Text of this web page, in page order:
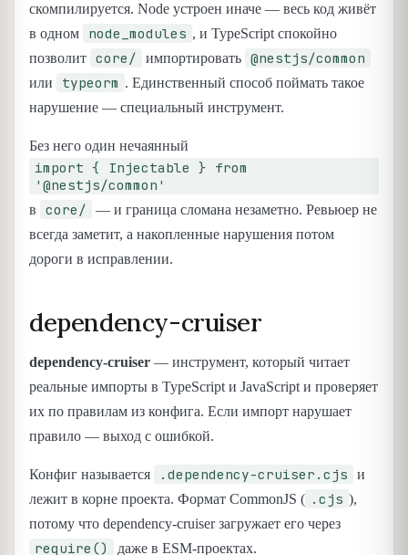
скомпилируется. Node устроен иначе — весь код живёт
в одном
node_modules , и TypeScript спокойно
позволит core/ импортировать @nestjs/common
или typeorm . Единственный способ поймать такое
нарушение — специальный инструмент.
Без него один нечаянный
import { Injectable } from
'@nestjs/common'
в core/
— и граница сломана незаметно. Ревьюер не
всегда заметит, а накопленные нарушения потом
дороги в исправлении.
dependency-cruiser
dependency-cruiser — инструмент, который читает
реальные импорты в TypeScript и JavaScript и проверяет
их по правилам из конфига. Если импорт нарушает
правило — выход с ошибкой.
Конфиг называется .dependency-cruiser.cjs
и
лежит в корне проекта. Формат CommonJS ( .cjs ),
потому что dependency-cruiser загружает его через
require() даже в ESM-проектах.